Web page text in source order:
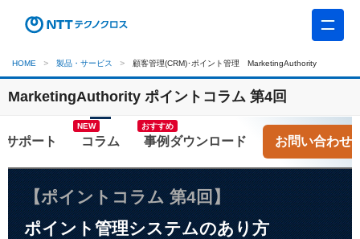
HOME 製品・サービス 顧客管理(CRM)･ポイント管理 MarketingAuthority
MarketingAuthority ポイントコラム 第4回
コラム
おすすめ
お問い合わせ
【ポイントコラム 第4回】
ポイント管理システムのあり方